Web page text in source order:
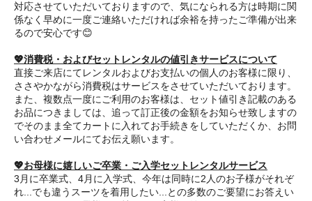
対応させていただいておりますので、気になられる方は時期に関
係なく早めに一度ご連絡いただければ余裕を持ったご準備が出来
るので安心です😊
💖消費税・およびセットレンタルの値引きサービスについて
直接ご来店にてレンタルおよびお支払いの個人のお客様に限り、
ささやかながら消費税はサービスをさせていただいております。
また、複数点一度にご利用のお客様は、セット値引き記載のある
お品につきましては、追って訂正後の金額をお知らせ致しますの
でそのまま全てカートに入れてお手続きをしていただくか、お問
い合わせメールにてお伝え願います。
💖お母様に嬉しいご卒業・ご入学セットレンタルサービス
3月に卒業式、4月に入学式、今年は同時に2人のお子様がそれぞ
れ...でも違うスーツを着用したい...との多数のご要望にお答えい